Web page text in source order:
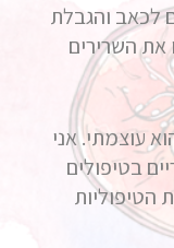
לכאב והגבלת
את השרירים
עוצמתי. אני
בטיפולים
הטיפוליות